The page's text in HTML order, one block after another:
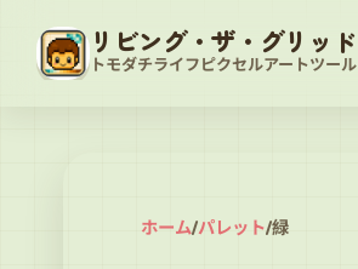
リビング・ザ・グリッド
トモダチライフピクセルアートツール
ホーム/パレット/緑